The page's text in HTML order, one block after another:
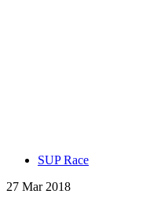
SUP Race
27 Mar 2018